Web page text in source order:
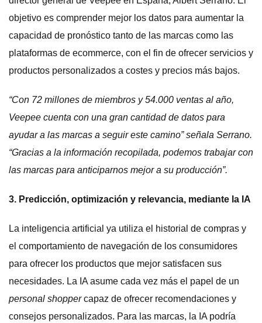
objetivo es comprender mejor los datos para aumentar la
capacidad de pronóstico tanto de las marcas como las
plataformas de ecommerce, con el fin de ofrecer servicios y
productos personalizados a costes y precios más bajos.
“Con 72 millones de miembros y 54.000 ventas al año,
Veepee cuenta con una gran cantidad de datos para
ayudar a las marcas a seguir este camino” señala Serrano.
“Gracias a la información recopilada, podemos trabajar con
las marcas para anticiparnos mejor a su producción”.
3. Predicción, optimización y relevancia, mediante la IA
La inteligencia artificial ya utiliza el historial de compras y
el comportamiento de navegación de los consumidores
para ofrecer los productos que mejor satisfacen sus
necesidades. La IA asume cada vez más el papel de un
personal shoppercapaz de ofrecer recomendaciones y
consejos personalizados. Para las marcas, la IA podría